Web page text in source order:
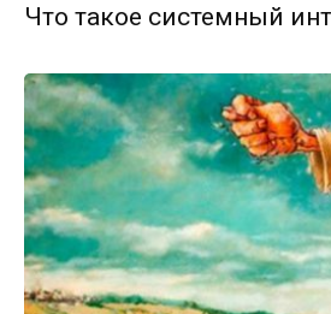
Что такое системный